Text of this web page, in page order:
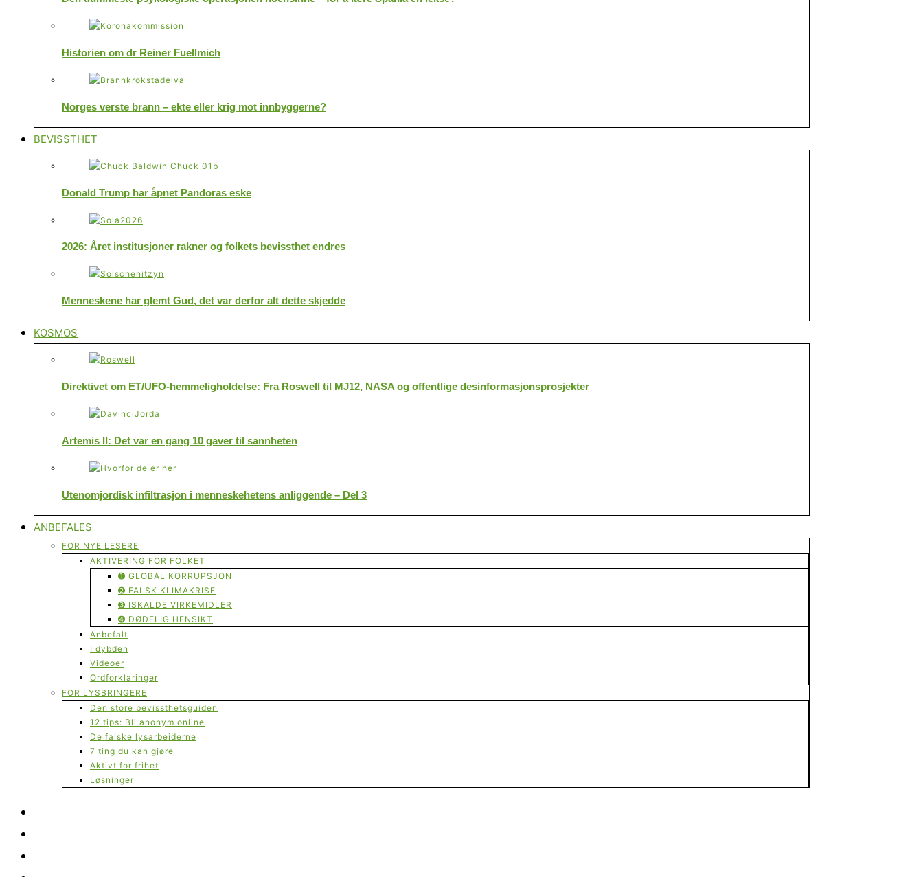
Historien om dr Reiner Fuellmich
Norges verste brann – ekte eller krig mot innbyggerne?
BEVISSTHET
Donald Trump har åpnet Pandoras eske
2026: Året institusjoner rakner og folkets bevissthet endres
Menneskene har glemt Gud, det var derfor alt dette skjedde
KOSMOS
Direktivet om ET/UFO-hemmeligholdelse: Fra Roswell til MJ12, NASA og offentlige desinformasjonsprosjekter
Artemis II: Det var en gang 10 gaver til sannheten
Utenomjordisk infiltrasjon i menneskehetens anliggende – Del 3
ANBEFALES
FOR NYE LESERE
AKTIVERING FOR FOLKET
➊ GLOBAL KORRUPSJON
➋ FALSK KLIMAKRISE
➌ ISKALDE VIRKEMIDLER
➍ DØDELIG HENSIKT
Anbefalt
I dybden
Videoer
Ordforklaringer
FOR LYSBRINGERE
Den store bevissthetsguiden
12 tips: Bli anonym online
De falske lysarbeiderne
7 ting du kan gjøre
Aktivt for frihet
Løsninger